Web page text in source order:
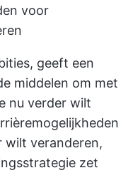
voor
geeft een
middelen om met
nu verder wilt
veranderen,
zet